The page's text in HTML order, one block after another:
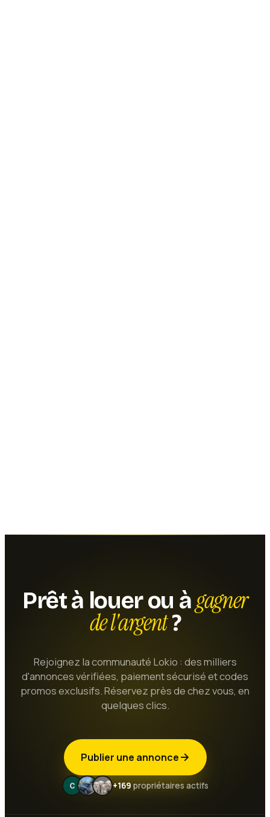
Prêt à louer ou àgagner
de l'argent?
Rejoignez la communauté Lokio : des milliers
d'annonces vérifiées, paiement sécurisé et codes
promos exclusifs. Réservez près de chez vous, en
quelques clics.
Publier une annonce
+169 propriétaires actifs